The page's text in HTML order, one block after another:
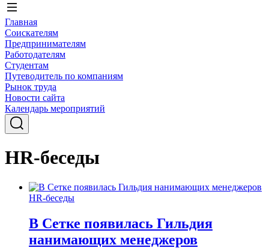
Главная
Соискателям
Предпринимателям
Работодателям
Студентам
Путеводитель по компаниям
Рынок труда
Новости сайта
Календарь мероприятий
HR-беседы
HR-беседы
В Сетке появилась Гильдия
нанимающих менеджеров